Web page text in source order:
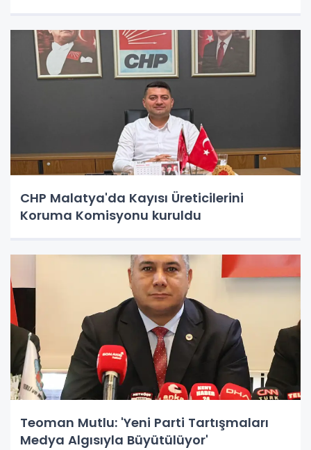
CHP Malatya'da Kayısı Üreticilerini
Koruma Komisyonu kuruldu
Teoman Mutlu: 'Yeni Parti Tartışmaları
Medya Algısıyla Büyütülüyor'